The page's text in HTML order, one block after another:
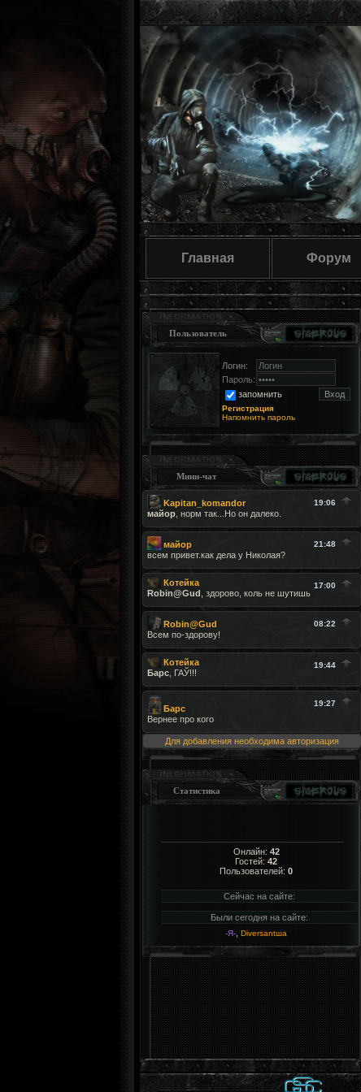
Главная Форум
Пользователь
Логин:
Пароль:
запомнить
Регистрация
Напомнить пароль
Мини-чат
Для добавления необходима авторизация
Статистика
Онлайн: 42
Гостей: 42
Пользователей: 0
Сейчас на сайте:
Были сегодня на сайте:
-Я- Diversantша